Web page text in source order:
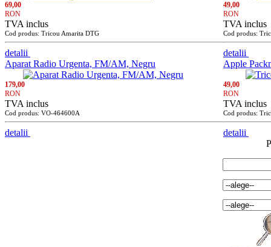
69,00
RON
TVA inclus
Cod produs: Tricou Amarita DTG
detalii
49,00
RON
TVA inclus
Cod produs:
detalii
Aparat Radio Urgenta, FM/AM, Negru
179,00
RON
TVA inclus
Cod produs: VO-464600A
detalii
Apple
49,00
RON
TVA inclus
Cod produs:
detalii